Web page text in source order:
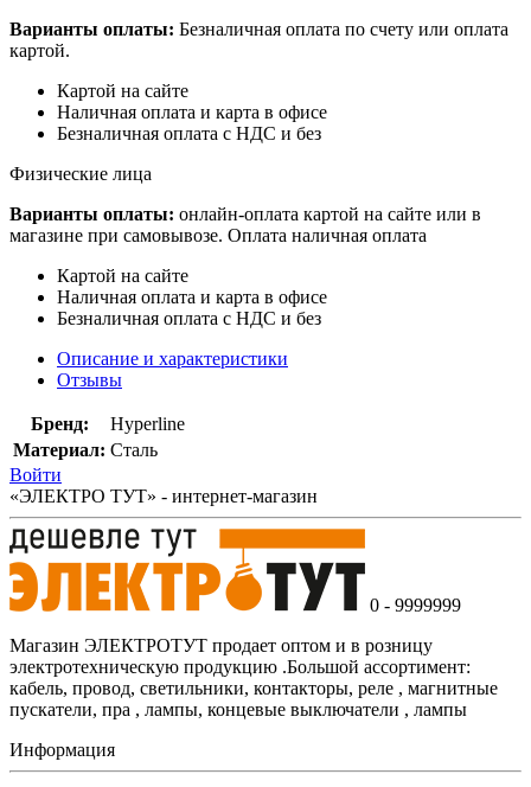
Варианты оплаты: Безналичная оплата по счету или оплата
картой.
Картой на сайте
Наличная оплата и карта в офисе
Безналичная оплата с НДС и без
Физические лица
Варианты оплаты: онлайн-оплата картой на сайте или в
магазине при самовывозе. Оплата наличная оплата
Картой на сайте
Наличная оплата и карта в офисе
Безналичная оплата с НДС и без
Описание и характеристики
Отзывы
Бренд:
Hyperline
Материал: Сталь
Войти
«ЭЛЕКТРО ТУТ» - интернет-магазин
0 - 9999999
Магазин ЭЛЕКТРОТУТ продает оптом и в розницу
электротехническую продукцию .Большой ассортимент:
кабель, провод, светильники, контакторы, реле , магнитные
пускатели, пра , лампы, концевые выключатели , лампы
Информация